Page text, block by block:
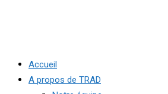
Accueil
A propos de TRAD